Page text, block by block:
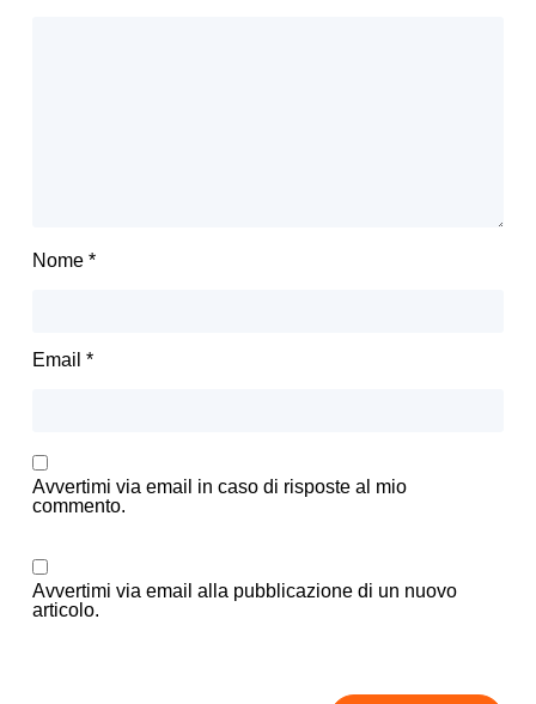
Nome *
Email *
Avvertimi via email in caso di risposte al mio
commento.
Avvertimi via email alla pubblicazione di un nuovo
articolo.